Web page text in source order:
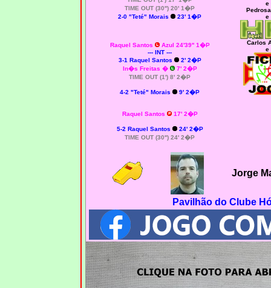
TIME OUT (30'') 20' 1�P
2-0 "Teté" Morais
23' 1�P
Raquel Santos
Azul 24'39'' 1�P
--- INT ---
3-1 Raquel Santos
2' 2�P
In�s Freitas �
7' 2�P
TIME OUT (1') 8' 2�P
4-2 "Teté" Morais 9' 2�P
Raquel Santos 17' 2�P
5-2 Raquel Santos
24' 2�P
TIME OUT (30'') 24' 2�P
e
e
Carlos
e
Jorge
Pavilhão do Clube